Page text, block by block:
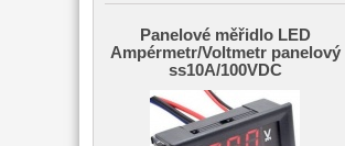
Panelové měřidlo LED
Ampérmetr/Voltmetr panelový
ss10A/100VDC